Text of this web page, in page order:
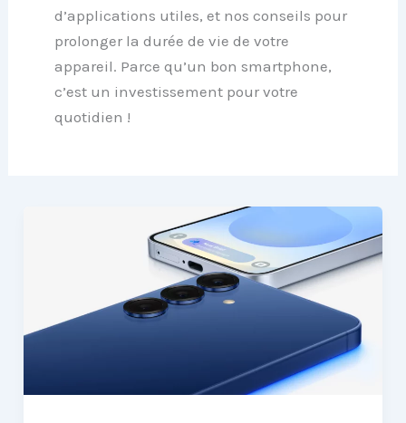
d’applications utiles, et nos conseils pour
prolonger la durée de vie de votre
appareil. Parce qu’un bon smartphone,
c’est un investissement pour votre
quotidien !